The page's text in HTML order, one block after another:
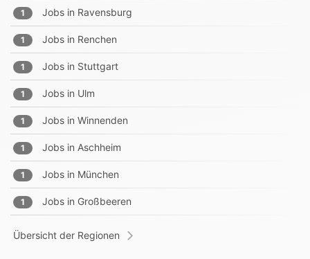
1 Jobs in Ravensburg
1 Jobs in Renchen
1 Jobs in Stuttgart
1 Jobs in Ulm
1 Jobs in Winnenden
1 Jobs in Aschheim
1 Jobs in München
1 Jobs in Großbeeren
Übersicht der Regionen